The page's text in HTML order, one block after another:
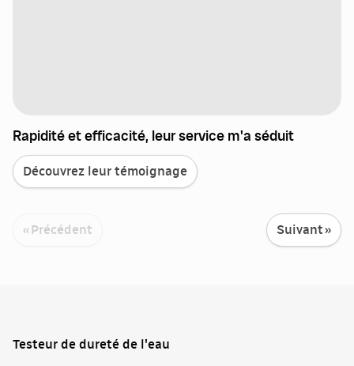
Rapidité et efficacité, leur service m'a séduit
Découvrez leur témoignage
« Précédent Suivant »
Testeur de dureté de l'eau